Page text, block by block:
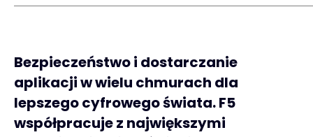
Bezpieczeństwo i dostarczanie
aplikacji w wielu chmurach dla
lepszego cyfrowego świata. F5
współpracuje z największymi